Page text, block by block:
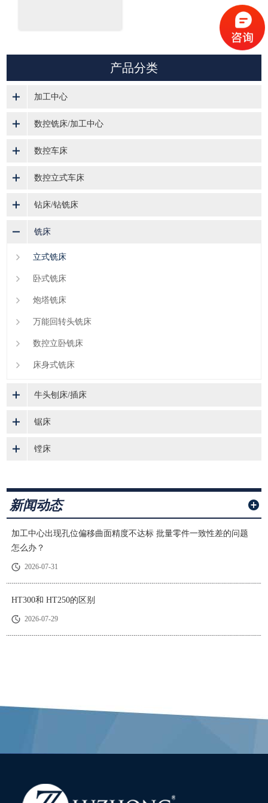
产品分类
加工中心
数控铣床/加工中心
数控车床
数控立式车床
钻床/钻铣床
铣床
立式铣床
卧式铣床
炮塔铣床
万能回转头铣床
数控立卧铣床
床身式铣床
牛头刨床/插床
锯床
镗床
新闻动态
加工中心出现孔位偏移曲面精度不达标 批量零件一致性差的问题
怎么办？
2026-07-31
HT300和 HT250的区别
2026-07-29